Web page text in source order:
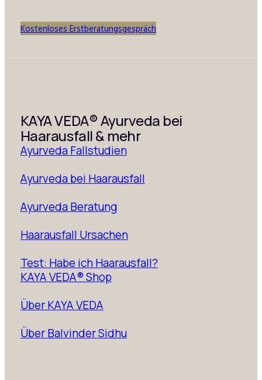
Kostenloses Erstberatungsgespräch
KAYA VEDA® Ayurveda bei
Haarausfall & mehr
Ayurveda Fallstudien
Ayurveda bei Haarausfall
Ayurveda Beratung
Haarausfall Ursachen
Test: Habe ich Haarausfall?
KAYA VEDA® Shop
Über KAYA VEDA
Über Balvinder Sidhu